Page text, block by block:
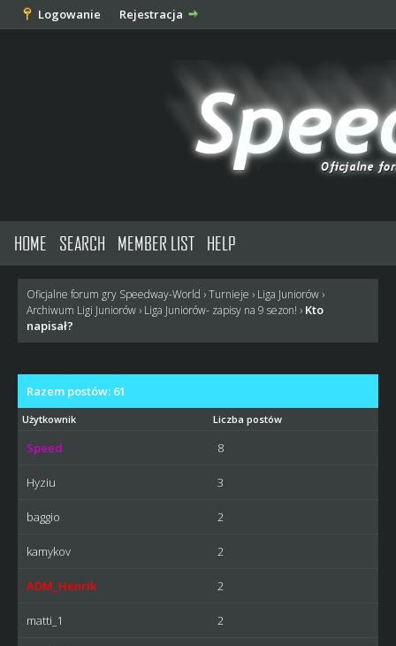
Logowanie Rejestracja
HOME SEARCH MEMBER LIST HELP
Oficjalne forum gry Speedway-World ›Turnieje › Liga Juniorów›
Archiwum Ligi Juniorów› Liga Juniorów- zapisy na 9 sezon! › Kto
napisał?
Razem postów: 61
Użytkownik Liczba postów
Speed 8
Hyziu 3
baggio 2
kamykov 2
ADM_Henrik 2
matti_1 2